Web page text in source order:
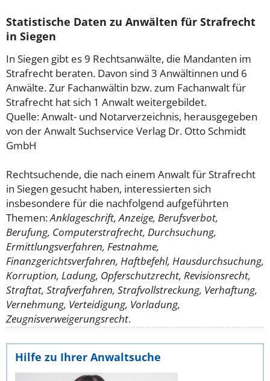
Statistische Daten zu Anwälten für Strafrecht
in Siegen
In Siegen gibt es 9 Rechtsanwälte, die Mandanten im
Strafrecht beraten. Davon sind 3 Anwältinnen und 6
Anwälte. Zur Fachanwältin bzw. zum Fachanwalt für
Strafrecht hat sich 1 Anwalt weitergebildet.
Quelle: Anwalt- und Notarverzeichnis, herausgegeben
von der Anwalt Suchservice Verlag Dr. Otto Schmidt
GmbH
Rechtsuchende, die nach einem Anwalt für Strafrecht
in Siegen gesucht haben, interessierten sich
insbesondere für die nachfolgend aufgeführten
Themen:Anklageschrift, Anzeige, Berufsverbot,
Berufung, Computerstrafrecht, Durchsuchung,
Ermittlungsverfahren, Festnahme,
Finanzgerichtsverfahren, Haftbefehl, Hausdurchsuchung,
Korruption, Ladung, Opferschutzrecht, Revisionsrecht,
Straftat, Strafverfahren, Strafvollstreckung, Verhaftung,
Vernehmung, Verteidigung, Vorladung,
Zeugnisverweigerungsrecht.
Hilfe zu Ihrer Anwaltsuche